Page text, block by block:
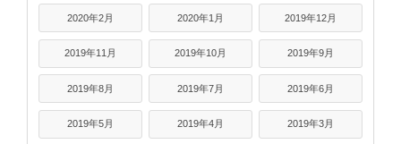
2020年2月 2020年1月 2019年12月
2019年11月 2019年10月 2019年9月
2019年8月 2019年7月 2019年6月
2019年5月 2019年4月 2019年3月